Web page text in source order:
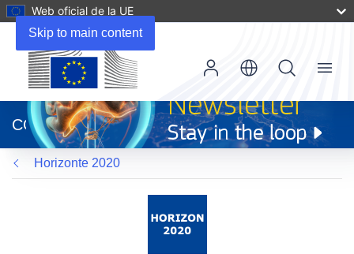
Skip to main content
Web oficial de la UE
abrirá
en
una
nueva
ventana)
CORDIS
Menu
Horizonte 2020